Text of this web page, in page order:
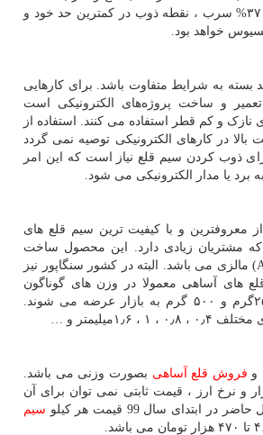
باشد یعنی ۶۳% قلع و ۳۷% سرب ، نقطه ذوب در کمترین حد خود و
بسته به شرایط متفاوت باشد. برای کارهایی
و ساخت پروژه‌های الکترونیکی است
نازک و کم قطر استفاده می کنند. استفاده از
در کارهای الکترونیکی توصیه نمی گردد
ذوب کردن سیم قلع نیاز است که این امر
یا مدار الکترونیکی می شود.
معروفترین و با کیفیت ترین سیم قلع های
مشتریان زیادی دارد. این محصول ساخت
) مالزی می باشد. البته در کشور سنگاپور نیز
های آساهی معمولا در وزن های گوناگون
۵۰گرم ، ۱۰۰گرم، ۲۵۰گرم و ۵۰۰ گرم به بازار عرضه می شوند.
۱٫۶میلیمتر و …
و فروش قلع آساهی بصورت وزنی می باشد.
و نرخ ارز ، قیمت ثابتی نمی توان برای آن
ابتدای سال 99 قیمت هر کیلو
سیم